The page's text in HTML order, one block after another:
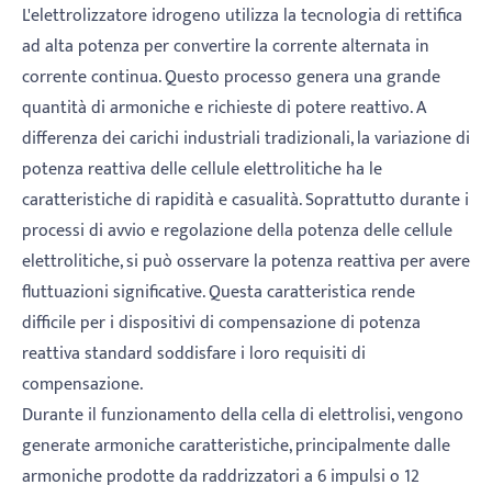
L'elettrolizzatore idrogeno utilizza la tecnologia di rettifica
ad alta potenza per convertire la corrente alternata in
corrente continua. Questo processo genera una grande
quantità di armoniche e richieste di potere reattivo. A
differenza dei carichi industriali tradizionali, la variazione di
potenza reattiva delle cellule elettrolitiche ha le
caratteristiche di rapidità e casualità. Soprattutto durante i
processi di avvio e regolazione della potenza delle cellule
elettrolitiche, si può osservare la potenza reattiva per avere
fluttuazioni significative. Questa caratteristica rende
difficile per i dispositivi di compensazione di potenza
reattiva standard soddisfare i loro requisiti di
compensazione.
Durante il funzionamento della cella di elettrolisi, vengono
generate armoniche caratteristiche, principalmente dalle
armoniche prodotte da raddrizzatori a 6 impulsi o 12